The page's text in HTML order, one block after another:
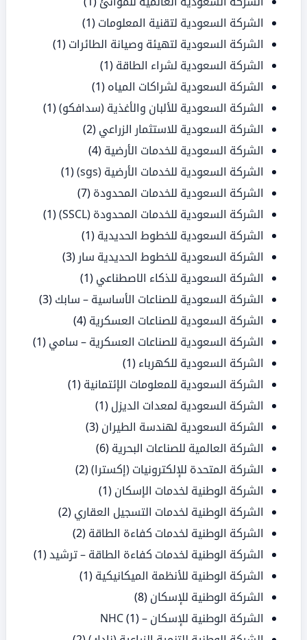
الشركة السعودية لتقنية المعلومات (1)
الشركة السعودية لتهيئة وصيانة الطائرات (1)
الشركة السعودية لشراء الطاقة (1)
الشركة السعودية لشراكات المياه (1)
الشركة السعودية للألبان والأغذية (سدافكو)(1)
الشركة السعودية للاستثمار الزراعي (2)
الشركة السعودية للخدمات الأرضية (4)
الشركة السعودية للخدمات الأرضية (sgs)
(1)
الشركة السعودية للخدمات المحدودة (7)
الشركة السعودية للخدمات المحدودة (SSCL)
(1)
الشركة السعودية للخطوط الحديدية (1)
الشركة السعودية للخطوط الحديدية سار (3)
الشركة السعودية للذكاء الاصطناعي (1)
الشركة السعودية للصناعات الأساسية – سابك (3)
الشركة السعودية للصناعات العسكرية (4)
الشركة السعودية للصناعات العسكرية – سامي (1)
الشركة السعودية للكهرباء (1)
الشركة السعودية للمعلومات الإئتمانية (1)
الشركة السعودية لمعدات الديزل (1)
الشركة السعودية لهندسة الطيران (3)
الشركة العالمية للصناعات البحرية (6)
الشركة المتحدة للإلكترونيات (إكسترا)(2)
الشركة الوطنية لخدمات الإسكان (1)
الشركة الوطنية لخدمات التسجيل العقاري (2)
الشركة الوطنية لخدمات كفاءة الطاقة (2)
الشركة الوطنية لخدمات كفاءة الطاقة – ترشيد(1)
الشركة الوطنية للأنظمة الميكانيكية (1)
الشركة الوطنية للإسكان (8)
الشركة الوطنية للإسكان – NHC(1)